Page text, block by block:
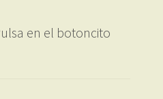
en el botoncito